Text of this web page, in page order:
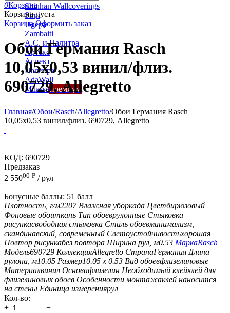
Shinhan Wallcoverings
Sirpi
Ugepa
Zambaiti
А.С. и Палитра
Артекс
Аспект
Палитра
AdaWall
Milassaпремиум
0Корзина
Корзина пуста
Корзина Оформить заказ
Обои Германия Rasch
10,05x0,53 винил/флиз.
690729, Allegretto
Главная/Обои/Rasch/Allegretto/Обои Германия Rasch
10,05x0,53 винил/флиз. 690729, Allegretto
КОД: 690729
Предзаказ
2 55000 Р / рул
Бонусные баллы: 51 балл
Плотность, г/м2207 Влажная уборкада Цветбирюзовый
Фоновые обоиткань Тип обоеврулонные Стыковка
рисункасвободная стыковка Стиль обоевминимализм,
скандинавский, современный Светоустойчивостьхорошая
Повтор рисункабез повтора Ширина рул, м0.53 МаркаRasch
Модель690729 КоллекцияAllegretto СтранаГермания Длина
рулона, м10.05 Размер10.05 х 0.53 Вид обоевфлизелиновые
Материалвинил Основафлизелин Необходимый клейклей для
флизелиновых обоев Особенности монтажаклей наносится
на стены Единица измерениярул
Кол-во:
+
−